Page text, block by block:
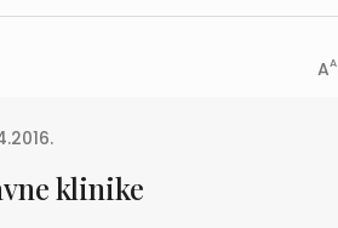
AA
klinike